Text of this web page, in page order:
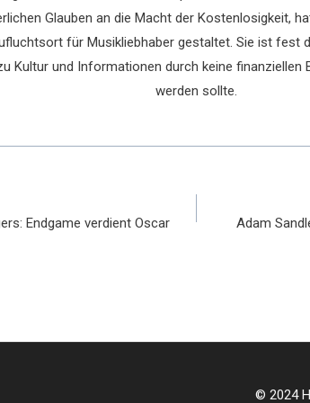
Glauben an die Macht der Kostenlosigkeit,
für Musikliebhaber gestaltet. Sie ist fest
Kultur und Informationen durch keine finanziellen
werden sollte.
Endgame verdient Oscar Adam
© 2024